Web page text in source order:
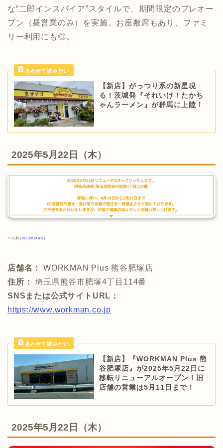
な“二郎インスパイア”スタイルで、期間限定のプレオー
プン（昼営業のみ）を実施。お座敷席もあり、ファミ
リー利用にも◎。
【新店】がっつり系の新星現
る！茨城発『それいけ！たかち
ゃんラーメン』が群馬に上陸！
2025年5月22日（木）
※出典:[WORKMAN]
店舗名：
WORKMAN Plus 熊谷肥塚店
住所：
埼玉県熊谷市肥塚4丁目114番
SNSまたは公式サイトURL：
https://www.workman.co.jp
【新店】『WORKMAN Plus 熊
谷肥塚店』が2025年5月22日に
移転リニューアルオープン！旧
店舗の営業は5月11日まで！
2025年5月22日（木）